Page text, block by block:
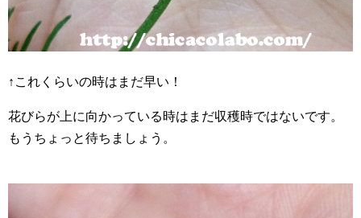
↑これくらいの時はまだ早い！
花びらが上に向かっている時はまだ収穫時ではないです。
もうちょっと待ちましょう。